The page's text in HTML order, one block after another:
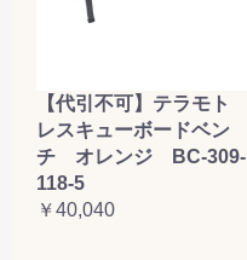
【代引不可】テラモト
レスキューボードベン
チ オレンジ BC-309-
118-5
￥40,040